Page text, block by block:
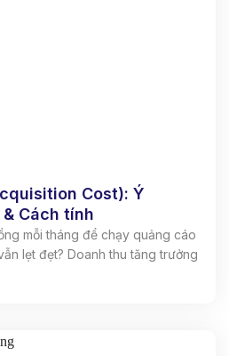
Cost): Ý
Cách tính
mỗi tháng để chạy quảng cáo
lẹt đẹt? Doanh thu tăng trưởng